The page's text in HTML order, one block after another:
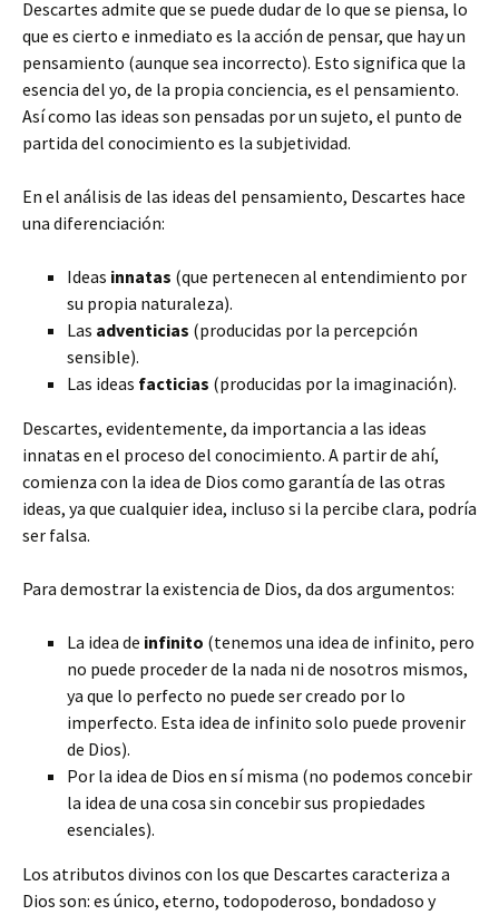
Descartes admite que se puede dudar de lo que se piensa, lo
que es cierto e inmediato es la acción de pensar, que hay un
pensamiento (aunque sea incorrecto). Esto significa que la
esencia del yo, de la propia conciencia, es el pensamiento.
Así como las ideas son pensadas por un sujeto, el punto de
partida del conocimiento es la subjetividad.
En el análisis de las ideas del pensamiento, Descartes hace
una diferenciación:
Ideas innatas (que pertenecen al entendimiento por
su propia naturaleza).
Las adventicias (producidas por la percepción
sensible).
Las ideas facticias (producidas por la imaginación).
Descartes, evidentemente, da importancia a las ideas
innatas en el proceso del conocimiento. A partir de ahí,
comienza con la idea de Dios como garantía de las otras
ideas, ya que cualquier idea, incluso si la percibe clara, podría
ser falsa.
Para demostrar la existencia de Dios, da dos argumentos:
La idea de infinito (tenemos una idea de infinito, pero
no puede proceder de la nada ni de nosotros mismos,
ya que lo perfecto no puede ser creado por lo
imperfecto. Esta idea de infinito solo puede provenir
de Dios).
Por la idea de Dios en sí misma (no podemos concebir
la idea de una cosa sin concebir sus propiedades
esenciales).
Los atributos divinos con los que Descartes caracteriza a
Dios son: es único, eterno, todopoderoso, bondadoso y